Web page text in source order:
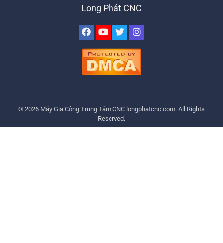
Long Phát CNC
© 2026 Máy Gia Công Trung Tâm CNC longphatcnc.com. All Rights
Reserved.